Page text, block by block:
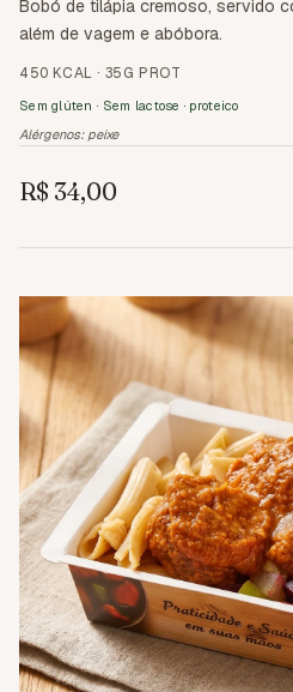
Bobó de tilápia cremoso, servido
além de vagem e abóbora.
450 KCAL · 35G PROT
Sem glúten · Sem lactose · proteico
Alérgenos: peixe
R$ 34,00
2.3